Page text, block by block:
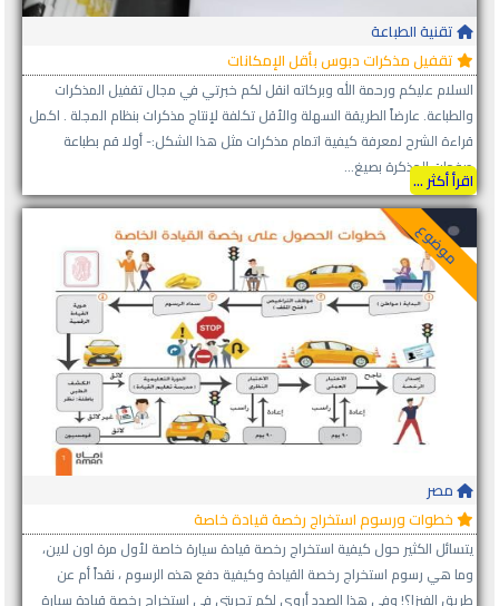
تقنية الطباعة
تقفيل مذكرات دبوس بأقل الإمكانات
السلام عليكم ورحمة الله وبركاته انقل لكم خبرتي في مجال تقفيل المذكرات
والطباعة. عارضاً الطريقة السهلة والأقل تكلفة لإنتاج مذكرات بنظام المجلة . اكمل
قراءة الشرح لمعرفة كيفية اتمام مذكرات مثل هذا الشكل:- أولا قم بطباعة
صفحات المذكرة بصيغ...
اقرأ أكثر ...
موضوع
مصر
خطوات ورسوم استخراج رخصة قيادة خاصة
يتسائل الكثير حول كيفية استخراج رخصة قيادة سيارة خاصة لأول مرة اون لاين،
وما هي رسوم استخراج رخصة القيادة وكيفية دفع هذه الرسوم ، نقداً أم عن
طريق الفيزا؟! وفي هذا الصدد أروي لكم تجربتي في استخراج رخصة قيادة سيارة